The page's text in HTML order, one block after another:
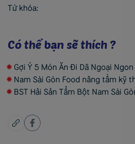
Từ khóa:
Có thể bạn sẽ thích ?
Gợi Ý 5 Món Ăn Đi Dã Ngoại
Nam Sài Gòn Food nâng tầm kỹ
BST Hải Sản Tẩm Bột Nam Sài